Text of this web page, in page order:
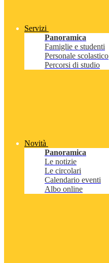
Servizi
Panoramica
Famiglie e studenti
Personale scolastico
Percorsi di studio
Novità
Panoramica
Le notizie
Le circolari
Calendario eventi
Albo online